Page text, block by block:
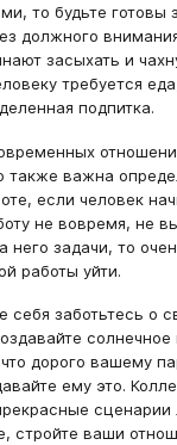
то будьте готовы
должного
засыхать и
требуется
подпитка.
также важна
если человек
не вовремя, не
него задачи, то
работы уйти.
себя заботьтесь о
солнечное
дорого вашему
ему это.
сценарии
стройте ваши